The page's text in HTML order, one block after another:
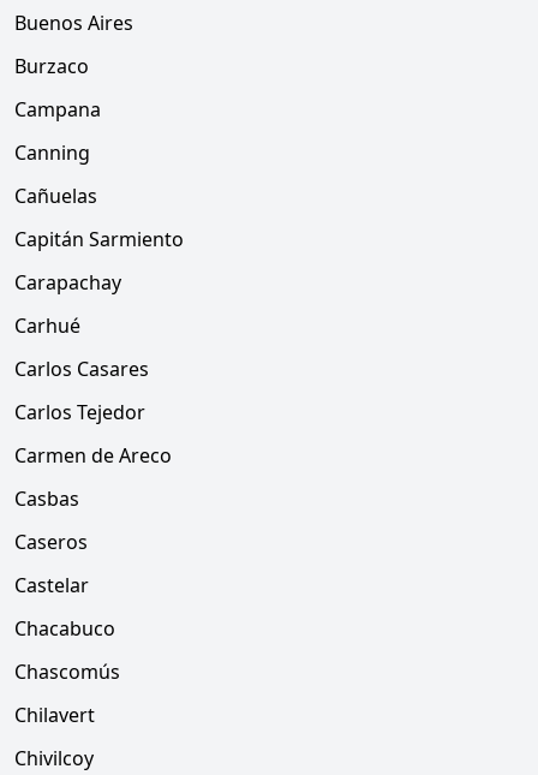
Buenos Aires
Burzaco
Campana
Canning
Cañuelas
Capitán Sarmiento
Carapachay
Carhué
Carlos Casares
Carlos Tejedor
Carmen de Areco
Casbas
Caseros
Castelar
Chacabuco
Chascomús
Chilavert
Chivilcoy